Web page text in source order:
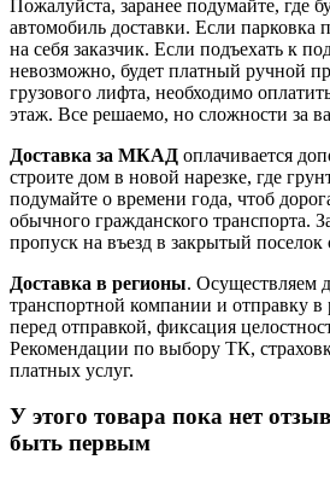
Пожалуйста, заранее подумайте, где
автомобиль доставки. Если парковка
на себя заказчик. Если подъехать к
невозможно, будет платный ручной
грузового лифта, необходимо
этаж. Все решаемо, но сложности за
Доставка за МКАД оплачивается
строите дом в новой нарезке, где
подумайте о времени года, чтоб
обычного гражданского транспорта.
пропуск на въезд в закрытый поселок
Доставка в регионы. Осуществляем
транспортной компании и отправку
перед отправкой, фиксация
Рекомендации по выбору ТК,
платных услуг.
У этого товара пока нет
быть первым